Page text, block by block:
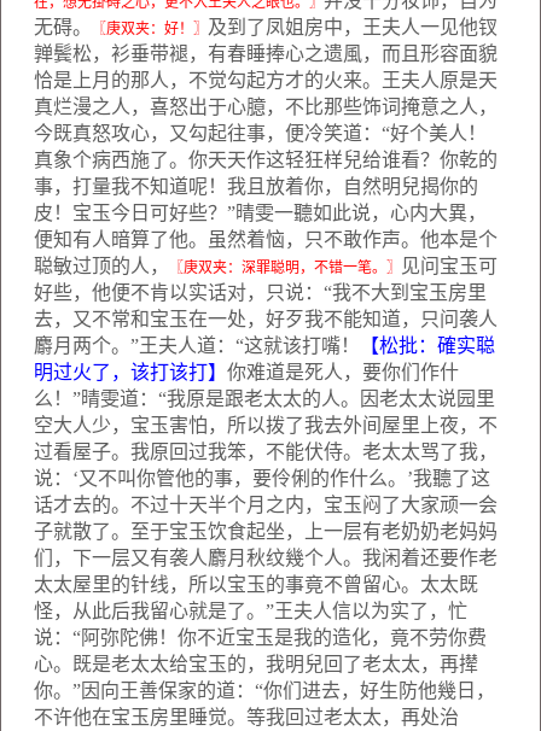
无碍。
〖庚双夹：好！〗
及到了凤姐房中，王夫人一见他钗
亸鬓松，衫垂带褪，有春睡捧心之遗風，而且形容面貌
恰是上月的那人，不觉勾起方才的火来。王夫人原是天
真烂漫之人，喜怒出于心臆，不比那些饰词掩意之人，
今既真怒攻心，又勾起往事，便冷笑道：“好个美人！
真象个病西施了。你天天作这轻狂样兒给谁看？你乾的
事，打量我不知道呢！我且放着你，自然明兒揭你的
皮！宝玉今日可好些？”晴雯一聽如此说，心内大異，
便知有人暗算了他。虽然着恼，只不敢作声。他本是个
聪敏过顶的人，
〖庚双夹：深罪聪明，不错一笔。〗
见问宝玉可
好些，他便不肯以实话对，只说：“我不大到宝玉房里
去，又不常和宝玉在一处，好歹我不能知道，只问袭人
麝月两个。”王夫人道：“这就该打嘴！
【松批：確实聪
明过火了，该打该打】 你难道是死人，要你们作什
么！”晴雯道：“我原是跟老太太的人。因老太太说园里
空大人少，宝玉害怕，所以拨了我去外间屋里上夜，不
过看屋子。我原回过我笨，不能伏侍。老太太骂了我，
说：‘又不叫你管他的事，要伶俐的作什么。’我聽了这
话才去的。不过十天半个月之内，宝玉闷了大家顽一会
子就散了。至于宝玉饮食起坐，上一层有老奶奶老妈妈
们，下一层又有袭人麝月秋纹幾个人。我闲着还要作老
太太屋里的针线，所以宝玉的事竟不曾留心。太太既
怪，从此后我留心就是了。”王夫人信以为实了，忙
说：“阿弥陀佛！你不近宝玉是我的造化，竟不劳你费
心。既是老太太给宝玉的，我明兒回了老太太，再撵
你。”因向王善保家的道：“你们进去，好生防他幾日，
不许他在宝玉房里睡觉。等我回过老太太，再处治